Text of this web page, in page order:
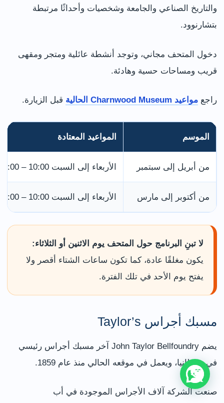
والتاريخ الصناعي والجامعة وشخصيات وأحداثًا مرتبطة
بتشارنوود.
دخول المتحف مجاني، وتوجد أنشطة عائلية ومتجر ومقهى
قريب ومساحات حسية وهادئة.
راجع مواعيد Charnwood Museum الحالية قبل الزيارة.
الموسم المواعيد المعتادة
من أبريل إلى سبتمبر الأربعاء إلى السبت 10:00 – 4:00، والأحد 1:00 – 4:00
من أكتوبر إلى مارس الأربعاء إلى السبت 10:00 – 3:00
لا تبنِ البرنامج حول المتحف يوم الاثنين أو الثلاثاء:
يكون مغلقًا عادة، كما تكون ساعات الشتاء أقصر ولا
يفتح يوم الأحد في تلك الفترة.
مسبك أجراس Taylor’s
يضم John Taylor Bellfoundry آخر مسبك أجراس رئيسي
في بريطانيا، ويعمل في موقعه الحالي منذ عام 1859.
صنعت الشركة آلاف الأجراس الموجودة في أب